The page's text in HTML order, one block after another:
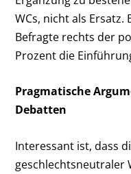
WCs, nicht als
Befragte rechts der
Prozent die
Pragmatische
Debatten
Interessant ist, dass
geschlechtsneutraler